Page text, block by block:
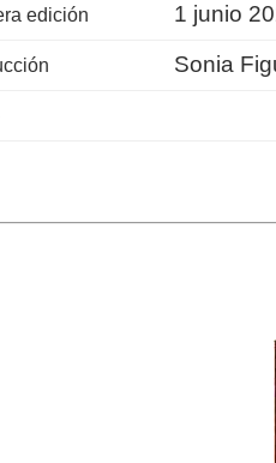
edición 1 junio
Sonia